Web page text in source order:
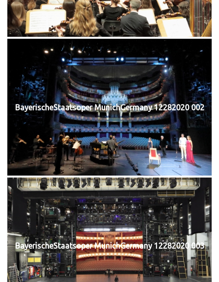
BayerischeStaatsoper MunichGermany 12282020 002
BayerischeStaatsoper MunichGermany 12282020 003